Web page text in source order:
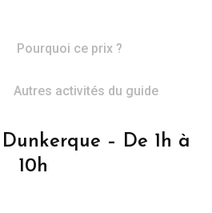
Pourquoi ce prix ?
Autres activités du guide
– De 1h à
10h